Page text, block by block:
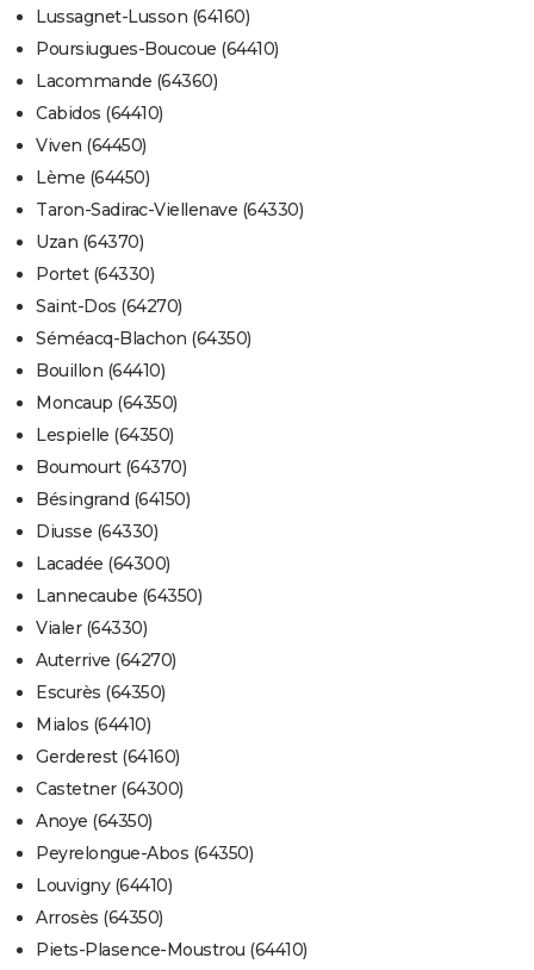
Lussagnet-Lusson (64160)
Poursiugues-Boucoue (64410)
Lacommande (64360)
Cabidos (64410)
Viven (64450)
Lème (64450)
Taron-Sadirac-Viellenave (64330)
Uzan (64370)
Portet (64330)
Saint-Dos (64270)
Séméacq-Blachon (64350)
Bouillon (64410)
Moncaup (64350)
Lespielle (64350)
Boumourt (64370)
Bésingrand (64150)
Diusse (64330)
Lacadée (64300)
Lannecaube (64350)
Vialer (64330)
Auterrive (64270)
Escurès (64350)
Mialos (64410)
Gerderest (64160)
Castetner (64300)
Anoye (64350)
Peyrelongue-Abos (64350)
Louvigny (64410)
Arrosès (64350)
Piets-Plasence-Moustrou (64410)